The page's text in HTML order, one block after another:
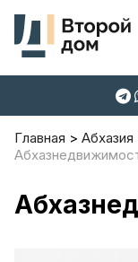
Главная Абхазия